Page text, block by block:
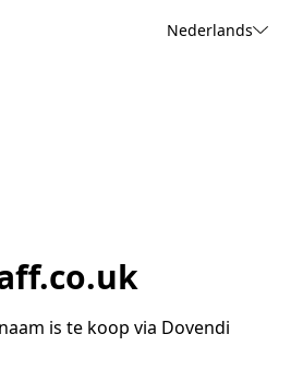
Nederlands
is te koop via Dovendi